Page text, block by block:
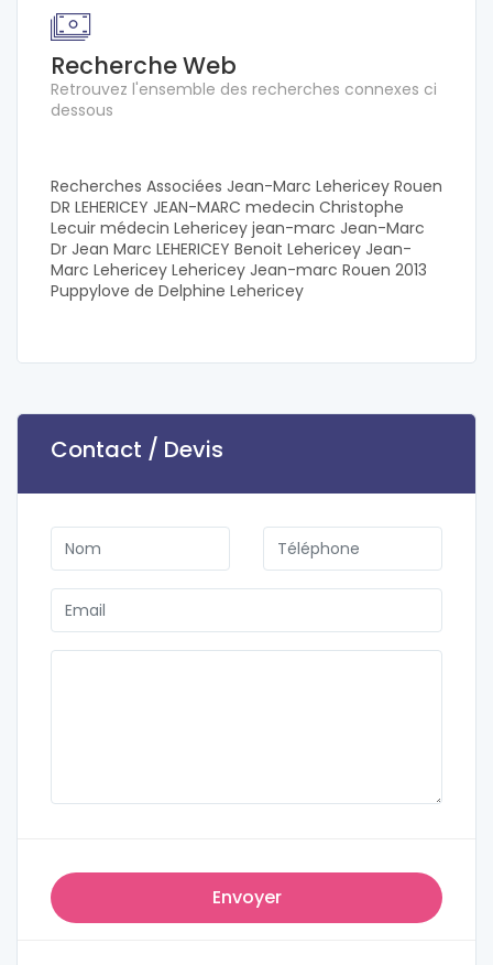
Recherche Web
Retrouvez l'ensemble des recherches connexes ci
dessous
Recherches Associées Jean-Marc Lehericey Rouen
DR LEHERICEY JEAN-MARC medecin Christophe
Lecuir médecin Lehericey jean-marc Jean-Marc
Dr Jean Marc LEHERICEY Benoit Lehericey Jean-
Marc Lehericey Lehericey Jean-marc Rouen 2013
Puppylove de Delphine Lehericey
Contact / Devis
Envoyer